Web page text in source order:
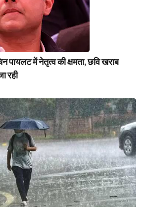
पायलट में नेतृत्व की क्षमता, छवि खराब
रही